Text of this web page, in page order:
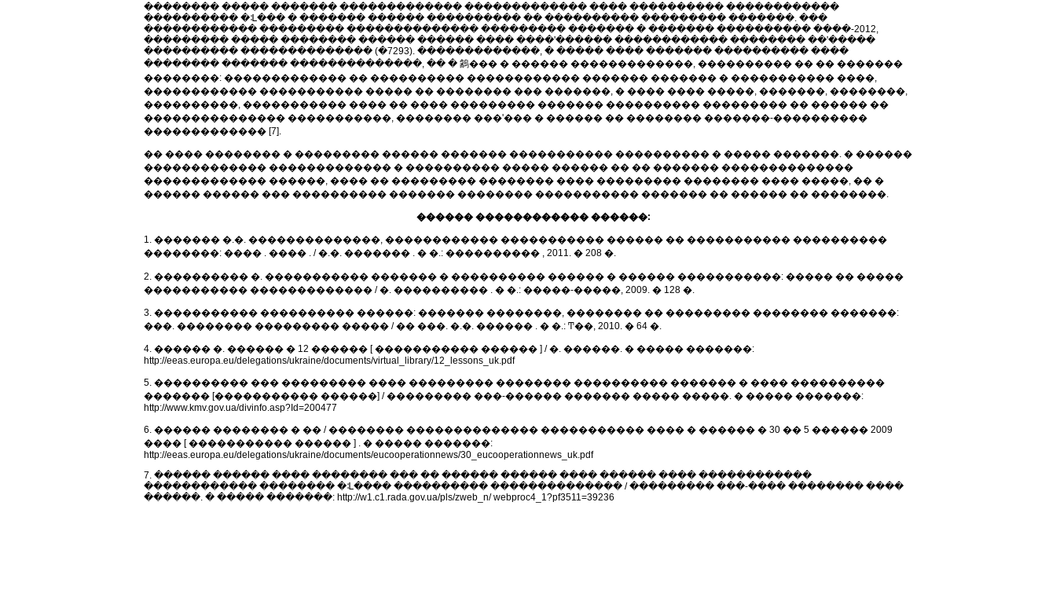
�������� ����� ������� ������������� ������������� ���� ���������� ������������
���������� �ᒺ��� � ������� ������ ���������� �� ���������� ��������� �������. ���
������������ ��������� �������������� ��������� ������� � ������� ���������� ����-2012,
��������� ����� �������� ������ ������ ���� ����'������ ������������ �������� ��'�����
���������� �������������� (�7293). �������������, � ����� ���� ������� ���������� ����
�������� ������� ��������������, �� � 䳺��� � ������ �������������, ���������� �� �� �������
��������: ������������� �� ���������� ������������ ������� ������� � ����������� ����,
������������ ����������� ����� �� �������� ��� �������, � ���� ���� �����, �������, ��������,
����������, ����������� ���� �� ���� ��������� ������� ���������� ��������� �� ������ ��
��������������� �����������, �������� ���'��� � ������ �� �������� �������-����������
������������� [7].
�� ���� �������� � ��������� ������ ������� ����������� ���������� � ����� �������. � ������
������������� ������������� � ���������� ����� ������ �� �� ������� ��������������
������������� ������, ���� �� ��������� �������� ���� ��������� �������� ���� �����, �� �
������ ������ ��� ���������� ������� �������� ����������� ������� �� ������ �� ��������.
������ ������������ ������:
1. ������� �.�. ��������������, ������������ ����������� ������ �� ����������� ����������
��������: ���� . ���� . / �.�. ������� . � �.: ���������� , 2011. � 208 �.
2. ���������� �. ����������� ������� � ���������� ������ � ������ �����������: ����� �� �����
����������� ������������� / �. ���������� . � �.: �����-�����, 2009. � 128 �.
3. ����������� ���������� ������: ������� ��������, �������� �� ��������� �������� �������:
���. �������� ��������� ����� / �� ���. �.�. ������ . � �.: Ͳ��, 2010. � 64 �.
4. ������ �. ������ � 12 ������ [ ����������� ������ ] / �. ������. � ����� �������:
http://eeas.europa.eu/delegations/ukraine/documents/virtual_library/12_lessons_uk.pdf
5. ���������� ��� ��������� ���� ��������� �������� ���������� ������� � ���� ����������
������� [����������� ������] / ��������� ���-������ ������� ����� �����. � ����� �������:
http://www.kmv.gov.ua/divinfo.asp?Id=200477
6. ������ �������� � �� / �������� �������������� ����������� ���� � ������ � 30 �� 5 ������ 2009
���� [ ����������� ������ ] . � ����� �������:
http://eeas.europa.eu/delegations/ukraine/documents/eucooperationnews/30_eucooperationnews_uk.pdf
7. ������ ������ ���� �������� ��� �� ������ ������ ���� ������ ���� ������������
������������ �������� �ᒺ���� ���������� �������������� / ��������� ���-���� �������� ����
������. � ����� �������: http://w1.c1.rada.gov.ua/pls/zweb_n/ webproc4_1?pf3511=39236